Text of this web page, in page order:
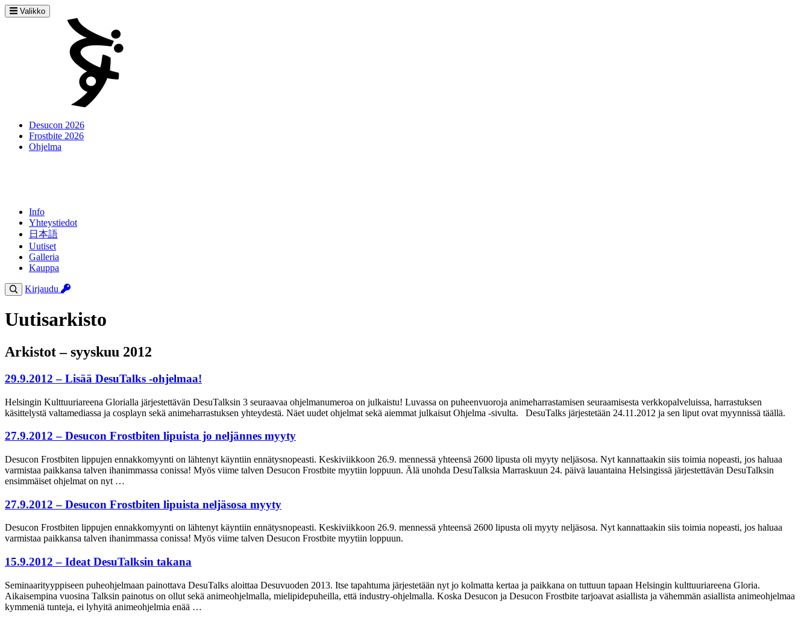
Valikko
Desucon 2026
Frostbite 2026
Ohjelma
Info
Yhteystiedot
日本語
Uutiset
Galleria
Kauppa
Kirjaudu
Uutisarkisto
Arkistot – syyskuu 2012
29.9.2012 – Lisää DesuTalks -ohjelmaa!
Helsingin Kulttuuriareena Glorialla järjestettävän DesuTalksin 3 seuraavaa ohjelmanumeroa on julkaistu! Luvassa on puheenvuoroja animeharrastamisen seuraamisesta verkkopalveluissa, harrastuksen
käsittelystä valtamediassa ja cosplayn sekä animeharrastuksen yhteydestä. Näet uudet ohjelmat sekä aiemmat julkaisut Ohjelma -sivulta. DesuTalks järjestetään 24.11.2012 ja sen liput ovat myynnissä täällä.
27.9.2012 – Desucon Frostbiten lipuista jo neljännes myyty
Desucon Frostbiten lippujen ennakkomyynti on lähtenyt käyntiin ennätysnopeasti. Keskiviikkoon 26.9. mennessä yhteensä 2600 lipusta oli myyty neljäsosa. Nyt kannattaakin siis toimia nopeasti, jos haluaa
varmistaa paikkansa talven ihanimmassa conissa! Myös viime talven Desucon Frostbite myytiin loppuun. Älä unohda DesuTalksia Marraskuun 24. päivä lauantaina Helsingissä järjestettävän DesuTalksin
ensimmäiset ohjelmat on nyt …
27.9.2012 – Desucon Frostbiten lipuista neljäsosa myyty
Desucon Frostbiten lippujen ennakkomyynti on lähtenyt käyntiin ennätysnopeasti. Keskiviikkoon 26.9. mennessä yhteensä 2600 lipusta oli myyty neljäsosa. Nyt kannattaakin siis toimia nopeasti, jos haluaa
varmistaa paikkansa talven ihanimmassa conissa! Myös viime talven Desucon Frostbite myytiin loppuun.
15.9.2012 – Ideat DesuTalksin takana
Seminaarityyppiseen puheohjelmaan painottava DesuTalks aloittaa Desuvuoden 2013. Itse tapahtuma järjestetään nyt jo kolmatta kertaa ja paikkana on tuttuun tapaan Helsingin kulttuuriareena Gloria.
Aikaisempina vuosina Talksin painotus on ollut sekä animeohjelmalla, mielipidepuheilla, että industry-ohjelmalla. Koska Desucon ja Desucon Frostbite tarjoavat asiallista ja vähemmän asiallista animeohjelmaa
kymmeniä tunteja, ei lyhyitä animeohjelmia enää …